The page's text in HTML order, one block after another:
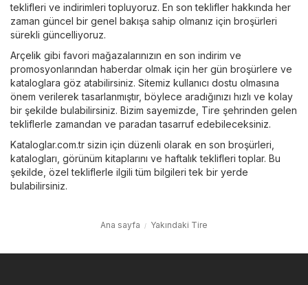
teklifleri ve indirimleri topluyoruz. En son teklifler hakkında her
zaman güncel bir genel bakışa sahip olmanız için broşürleri
sürekli güncelliyoruz.
Arçelik gibi favori mağazalarınızın en son indirim ve
promosyonlarından haberdar olmak için her gün broşürlere ve
kataloglara göz atabilirsiniz. Sitemiz kullanıcı dostu olmasına
önem verilerek tasarlanmıştır, böylece aradığınızı hızlı ve kolay
bir şekilde bulabilirsiniz. Bizim sayemizde, Tire şehrinden gelen
tekliflerle zamandan ve paradan tasarruf edebileceksiniz.
Kataloglar.com.tr sizin için düzenli olarak en son broşürleri,
katalogları, görünüm kitaplarını ve haftalık teklifleri toplar. Bu
şekilde, özel tekliflerle ilgili tüm bilgileri tek bir yerde
bulabilirsiniz.
Ana sayfa Yakındaki Tire